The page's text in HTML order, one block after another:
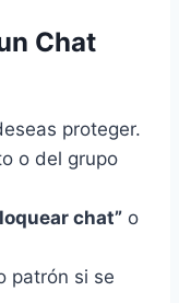
Chat
proteger.
o del grupo
chat” o
patrón si se